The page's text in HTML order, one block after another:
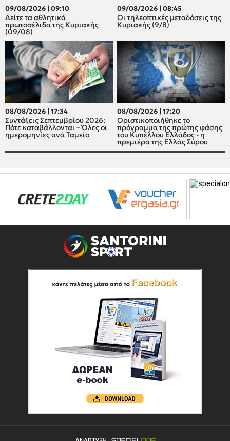
09/08/2026 | 09:10
Δείτε τα αθλητικά
πρωτοσέλιδα της Κυριακής
(09/08)
09/08/2026 | 08:45
Οι τηλεοπτικές μεταδόσεις της
Κυριακής (9/8)
08/08/2026 | 17:34
Συντάξεις Σεπτεμβρίου 2026:
Πότε καταβάλλονται – Όλες οι
ημερομηνίες ανά Ταμείο
08/08/2026 | 17:20
Οριστικοποιήθηκε το
πρόγραμμα της πρώτης φάσης
του Κυπέλλου Ελλάδος - η
πρεμιέρα της Ελλάς Σύρου